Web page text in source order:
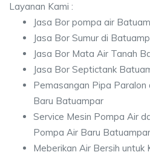
Layanan Kami :
Jasa Bor pompa air
Jasa Bor Sumur di
Jasa Bor Mata Air Tanah
Jasa Bor Septictank
Pemasangan Pipa Paralon
Baru Batuampar
Service Mesin Pompa Air
Pompa Air Baru Batuampar
Meberikan Air Bersih untuk